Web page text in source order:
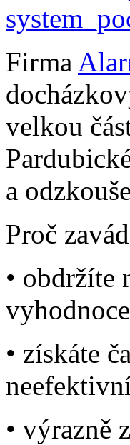
Firma
velkou
a
Proč
• obdržíte
• získáte
• výrazně